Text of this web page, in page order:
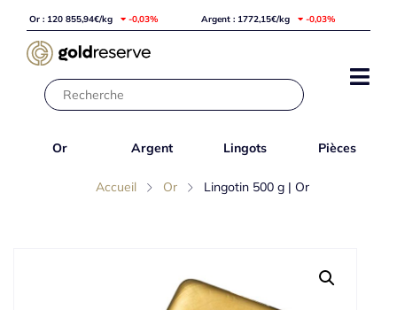
Or : 120 855,94€/kg -0,03% Argent : 1772,15€/kg -0,03%
Or Argent Lingots Pièces
Accueil Or Lingotin 500 g | Or